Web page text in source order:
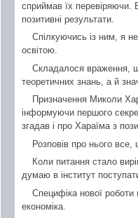
сприймав їх
позитивні результати.
Спілкуючись із ним, я
освітою.
Складалося враження,
теоретичних знань, а й
Призначення Миколи
інформуючи першого
згадав і про Хараїма з
Розповів про нього
Коли питання стало
думаю в інститут
Специфіка нової
економіка.